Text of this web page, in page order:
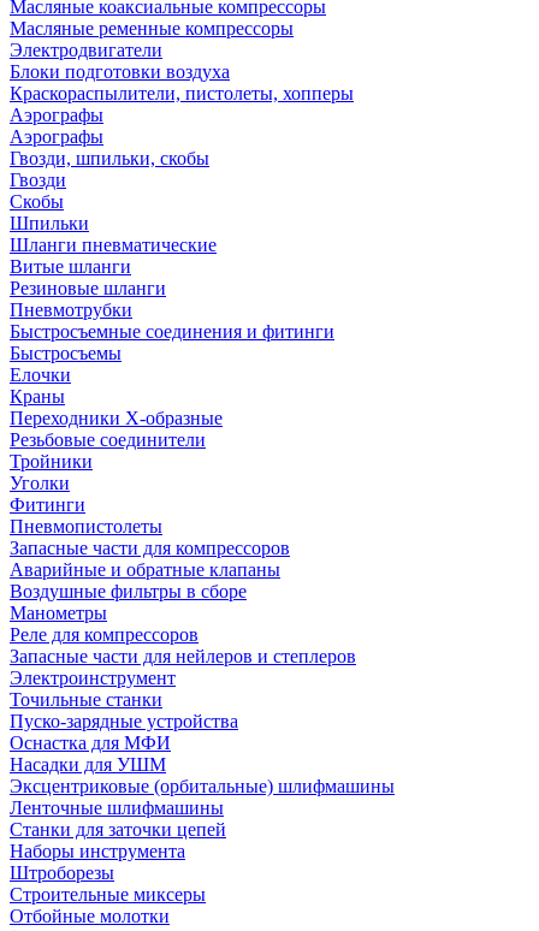
Масляные коаксиальные компрессоры
Масляные ременные компрессоры
Электродвигатели
Блоки подготовки воздуха
Краскораспылители, пистолеты, хопперы
Аэрографы
Аэрографы
Гвозди, шпильки, скобы
Гвозди
Скобы
Шпильки
Шланги пневматические
Витые шланги
Резиновые шланги
Пневмотрубки
Быстросъемные соединения и фитинги
Быстросъемы
Елочки
Краны
Переходники Х-образные
Резьбовые соединители
Тройники
Уголки
Фитинги
Пневмопистолеты
Запасные части для компрессоров
Аварийные и обратные клапаны
Воздушные фильтры в сборе
Манометры
Реле для компрессоров
Запасные части для нейлеров и степлеров
Электроинструмент
Точильные станки
Пуско-зарядные устройства
Оснастка для МФИ
Насадки для УШМ
Эксцентриковые (орбитальные) шлифмашины
Ленточные шлифмашины
Станки для заточки цепей
Наборы инструмента
Штроборезы
Строительные миксеры
Отбойные молотки